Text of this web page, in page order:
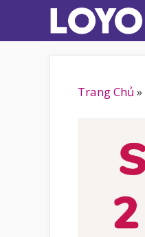
nội
Trang Chủ »